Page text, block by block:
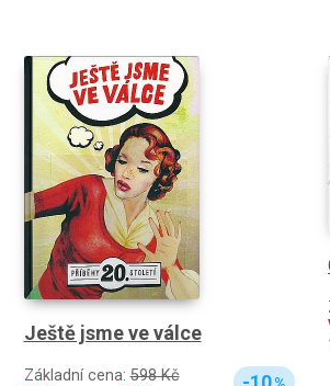
Ještě jsme ve válce
Základní cena:598 Kč